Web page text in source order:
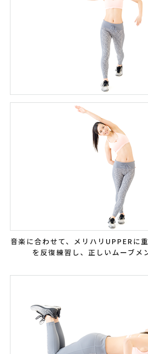
音楽に合わせて、メリハリUPPERに
を反復練習し、正しいムーブメ